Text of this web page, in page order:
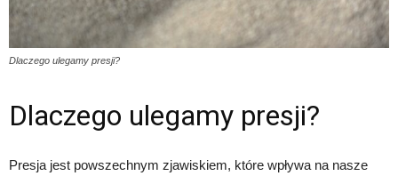
Dlaczego ulegamy presji?
Dlaczego ulegamy presji?
Presja jest powszechnym zjawiskiem, które wpływa na nasze